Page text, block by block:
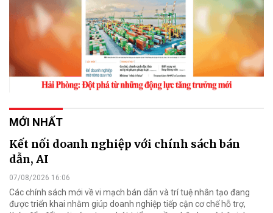
MỚI NHẤT
Kết nối doanh nghiệp với chính sách bán
dẫn, AI
07/08/2026 16:06
Các chính sách mới về vi mạch bán dẫn và trí tuệ nhân tạo đang
được triển khai nhằm giúp doanh nghiệp tiếp cận cơ chế hỗ trợ,